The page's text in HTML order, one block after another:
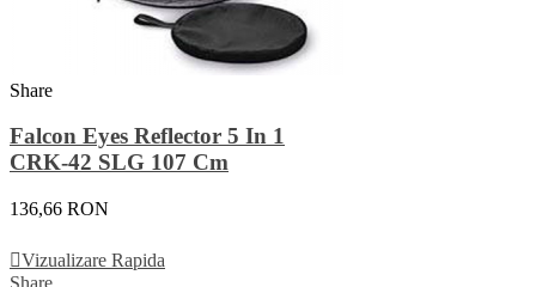
Share
Falcon Eyes Reflector 5 In 1
CRK-42 SLG 107 Cm
136,66 RON
Vizualizare Rapida
Share